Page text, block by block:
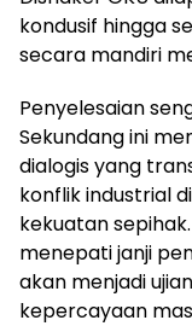
kondusif hingga
secara mandiri
Penyelesaian
Sekundang ini
dialogis yang
konflik industrial
kekuatan
menepati janji
akan menjadi
kepercayaan